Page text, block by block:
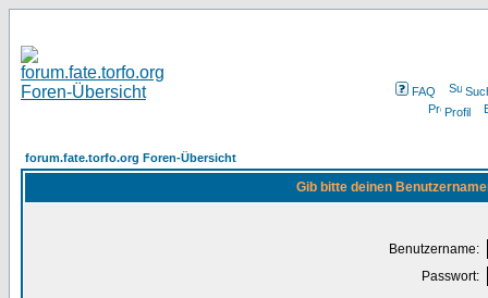
FAQ
Profil
forum.fate.torfo.org Foren-Übersicht
Gib bitte deinen
Benutzername:
Passwort: